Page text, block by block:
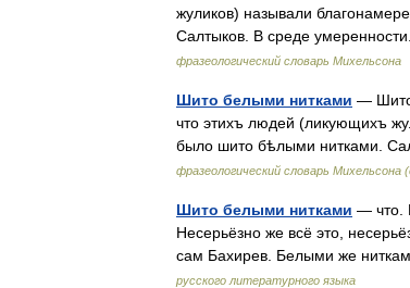
жуликов) называли
Салтыков. В среде
фразеологический словарь Михельсона
Шито белыми нитками — Шито
что этихъ людей (ликующихъ
было шито бѣлыми нитками.
фразеологический словарь Михельсона
Шито белыми нитками — что.
Несерьёзно же всё это,
сам Бахирев. Белыми же
русского литературного языка